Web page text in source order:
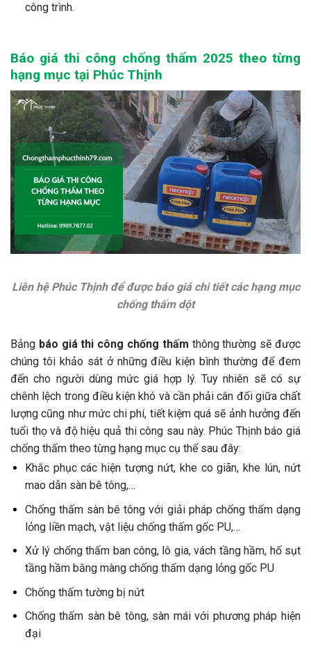
công trình.
Báo giá thi công chống thấm 2025 theo từng
hạng mục tại Phúc Thịnh
Liên hệ Phúc Thịnh để được báo giá chi tiết các hạng mục
chống thấm dột
Bảng báo giá thi công chống thấm thông thường sẽ được
chúng tôi khảo sát ở những điều kiện bình thường để đem
đến cho người dùng mức giá hợp lý. Tuy nhiên sẽ có sự
chênh lệch trong điều kiện khó và cần phải cân đối giữa chất
lượng cũng như mức chi phí, tiết kiệm quá sẽ ảnh hưởng đến
tuổi thọ và độ hiệu quả thi công sau này. Phúc Thịnh báo giá
chống thấm theo từng hạng mục cụ thể sau đây:
Khắc phục các hiện tượng nứt, khe co giãn, khe lún, nứt
mao dẫn sàn bê tông,…
Chống thấm sàn bê tông với giải pháp chống thấm dạng
lỏng liền mạch, vật liệu chống thấm gốc PU,…
Xử lý chống thấm ban công, lô gia, vách tầng hầm, hố sụt
tầng hầm bằng màng chống thấm dạng lỏng gốc PU
Chống thấm tường bị nứt
Chống thấm sàn bê tông, sàn mái với phương pháp hiện
đại